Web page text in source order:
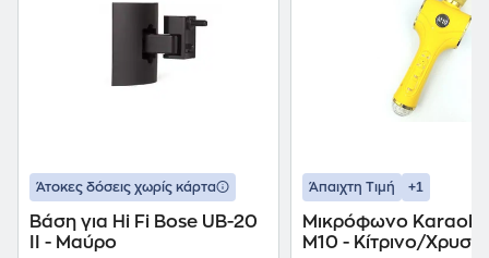
Άτοκες δόσεις χωρίς κάρτα
Βάση για Hi Fi Bose UB-20
II - Μαύρο
Άπαιχτη Τιμή +1
Μικρόφωνο
M10 - Κίτρινο/Χρυσό